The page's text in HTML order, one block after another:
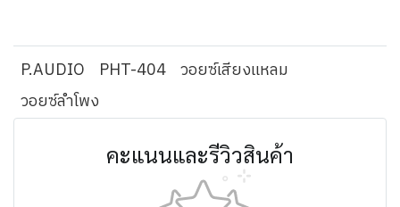
P.AUDIO PHT-404 วอยซ์เสียงแหลม
วอยซ์ลำโพง
คะแนนและรีวิวสินค้า